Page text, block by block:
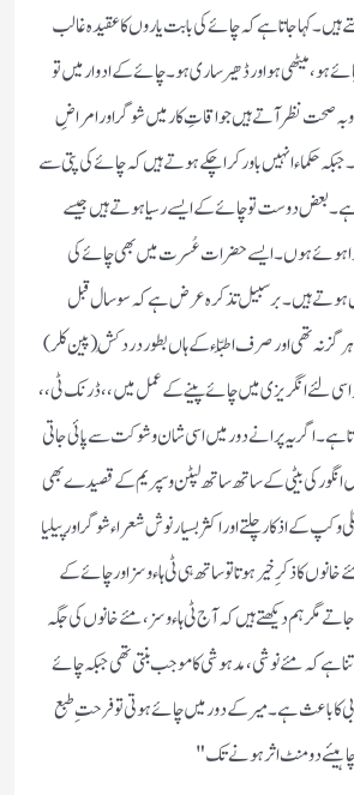
۔ کہا جاتا ہے کہ چائے کی بابت یاروں کا عقیدہ غالب
میٹھی ہو اور ڈھیر ساری ہو ۔ چائے کے ادوار میں تو
صحت نظر آتے ہیں جو اقاتِ کار میں شوگر اور امراضِ
جبکہ حکماء انہیں باور کرا چکے ہوتے ہیں کہ چائے کی پتی سے
۔ بعض دوست تو چائے کے ایسے رسیا ہوتے ہیں جیسے
ہوئے ہوں ۔ ایسے حضرات عُسرت میں بھی چائے کی
ہوتے ہیں ۔ برسبیل تذکرہ عرض ہے کہ سو سال قبل
نہ تھی اور صرف اطِبّاء کے ہاں بطور درد کُش( پین کلر)
لئے انگریزی میں چائے پینے کے عمل میں ،، ڈرنک ٹی ،،
ہے ۔ اگر یہ پرانے دور میں اسی شان و شوکت سے پائی جاتی
انگور کی بیٹی کے ساتھ ساتھ لپٹن و سپریم کے قصیدے بھی
و کپ کے اذکار چلتے اور اکثر بسیار نوش شعراء شوگر اور پیلیا
کا ذکرِخیر ہوتا تو ساتھ ہی ٹی ہاءوسز اور چائے کے
مگرہم دیکھتے ہیں کہ آج ٹی ہاءوسز ، مئے خانوں کی جگہ
کہ مئے نوشی، مدہوشی کا موجب بنتی تھی جبکہ چائے
کا باعث ہے ۔ میر کے دور میں چائے ہوتی توفرحت ِ طبع
دو منٹ اثر ہونے تک "